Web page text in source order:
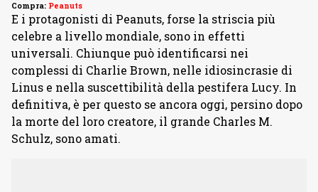
Compra: Peanuts
E i protagonisti di Peanuts, forse la striscia più
celebre a livello mondiale, sono in effetti
universali. Chiunque può identificarsi nei
complessi di Charlie Brown, nelle idiosincrasie di
Linus e nella suscettibilità della pestifera Lucy. In
definitiva, è per questo se ancora oggi, persino dopo
la morte del loro creatore, il grande Charles M.
Schulz, sono amati.